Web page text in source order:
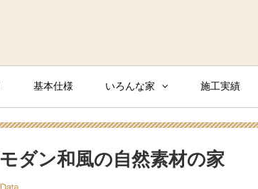
基本仕様 いろんな家 施工実績
モダン和風の自然素材の家